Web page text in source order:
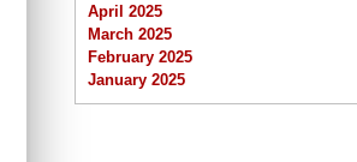
April 2025
March 2025
February 2025
January 2025